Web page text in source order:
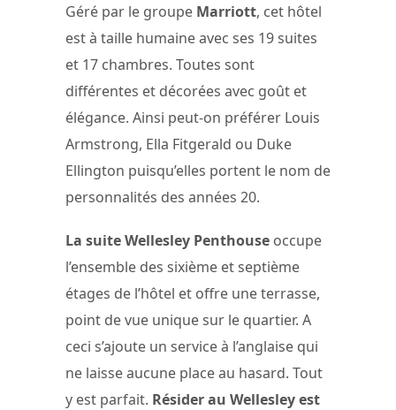
Géré par le groupe Marriott, cet hôtel
est à taille humaine avec ses 19 suites
et 17 chambres. Toutes sont
différentes et décorées avec goût et
élégance. Ainsi peut-on préférer Louis
Armstrong, Ella Fitgerald ou Duke
Ellington puisqu’elles portent le nom de
personnalités des années 20.
La suite Wellesley Penthouse occupe
l’ensemble des sixième et septième
étages de l’hôtel et offre une terrasse,
point de vue unique sur le quartier. A
ceci s’ajoute un service à l’anglaise qui
ne laisse aucune place au hasard. Tout
y est parfait. Résider au Wellesley est